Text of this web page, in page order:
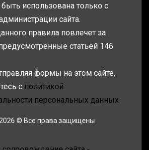
использована только с
сайта.
правила повлечет за
статьей 146
формы на этом сайте,
с политикой
персональных данных
© Все права защищены